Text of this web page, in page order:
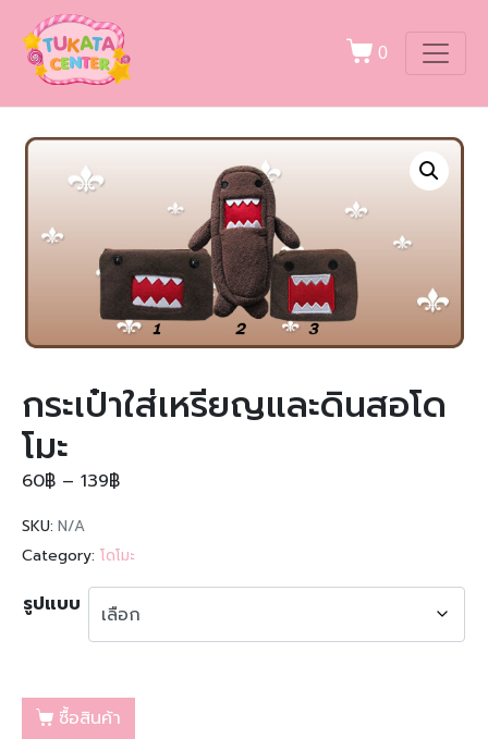
0
กระเป๋าใส่เหรียญและดินสอโด
โมะ
60฿ – 139฿
SKU: N/A
Category: โดโมะ
รูปแบบ
ซื้อสินค้า